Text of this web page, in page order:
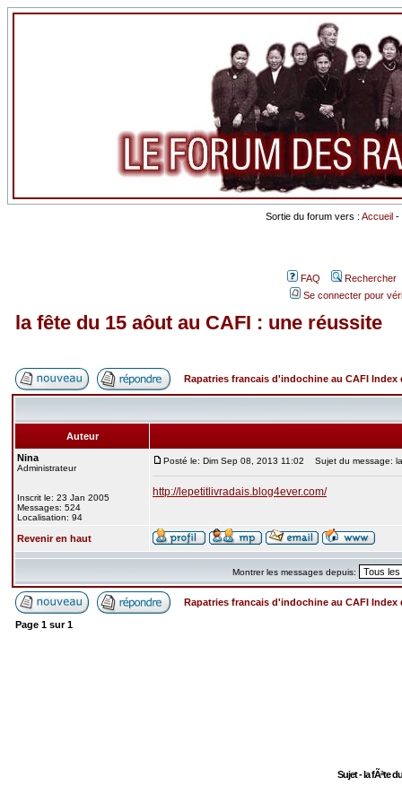
Sortie du forum vers : Accueil -
FAQ
Rechercher
Se connecter pour
la fête du 15 aôut au CAFI : une réussite
Rapatries francais d'indochine au CAFI Index
Auteur
Nina
Administrateur
Inscrit le: 23 Jan 2005
Messages: 524
Localisation: 94
Posté le: Dim Sep 08, 2013 11:02 Sujet du message:
http://lepetitlivradais.blog4ever.com/
Revenir en haut
Montrer les messages depuis:
Rapatries francais d'indochine au CAFI Index
Page 1 sur1
Sujet - la fÃªte